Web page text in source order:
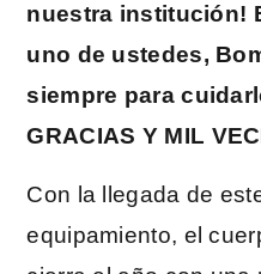
nuestra institución!
uno de ustedes,
siempre para
GRACIAS Y MIL
Con la llegada de
equipamiento, el